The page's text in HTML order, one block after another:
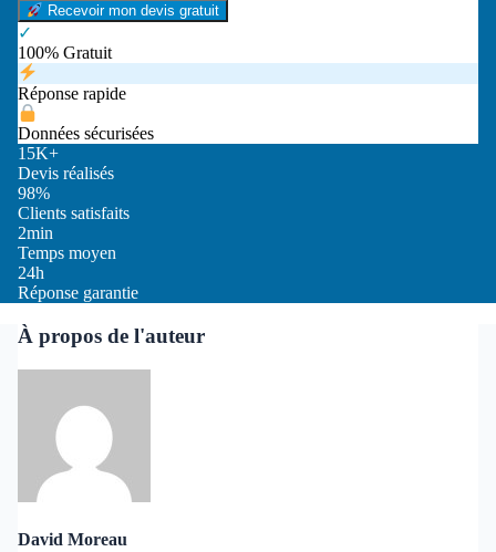
Recevoir mon devis gratuit
✓
100% Gratuit
Réponse rapide
Données sécurisées
15K+
Devis réalisés
98%
Clients satisfaits
2min
Temps moyen
24h
Réponse garantie
À propos de l'auteur
David Moreau